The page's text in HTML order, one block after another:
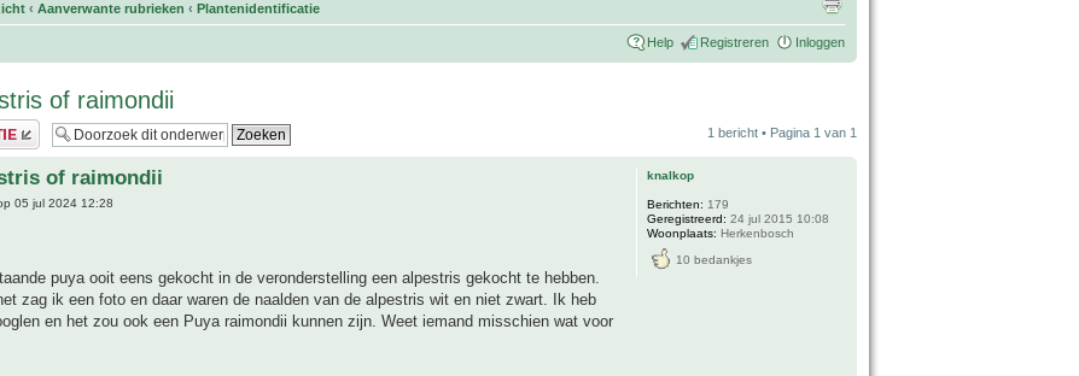
‹ Aanverwante rubrieken ‹ Plantenidentificatie
Help Registreren Inloggen
of raimondii
1 bericht • Pagina 1 van 1
of raimondii
05 jul 2024 12:28
puya ooit eens gekocht in de veronderstelling een alpestris gekocht te hebben.
zag ik een foto en daar waren de naalden van de alpestris wit en niet zwart. Ik heb
en het zou ook een Puya raimondii kunnen zijn. Weet iemand misschien wat voor
knalkop
Berichten: 179
Geregistreerd: 24 jul 2015 10:08
Woonplaats: Herkenbosch
10 bedankjes